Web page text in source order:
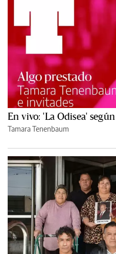
En vivo: 'La Odisea'
Tamara Tenenbaum